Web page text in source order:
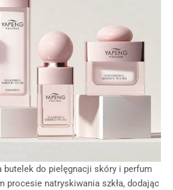
butelek do pielęgnacji skóry i perfum
procesie natryskiwania szkła, dodając